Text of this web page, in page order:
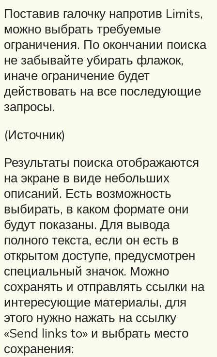
Поставив галочку напротив Limits,
можно выбрать требуемые
ограничения. По окончании поиска
не забывайте убирать флажок,
иначе ограничение будет
действовать на все последующие
запросы.
(Источник)
Результаты поиска отображаются
на экране в виде небольших
описаний. Есть возможность
выбирать, в каком формате они
будут показаны. Для вывода
полного текста, если он есть в
открытом доступе, предусмотрен
специальный значок. Можно
сохранять и отправлять ссылки на
интересующие материалы, для
этого нужно нажать на ссылку
«Send links to» и выбрать место
сохранения: